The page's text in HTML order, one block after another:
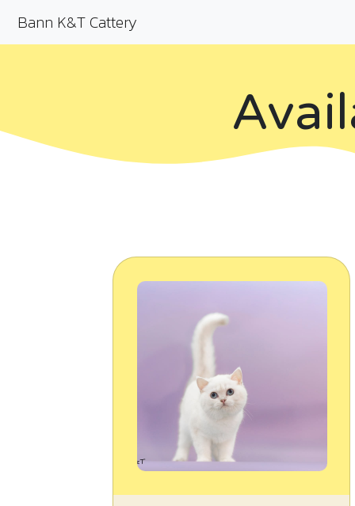
Bann K&T Cattery